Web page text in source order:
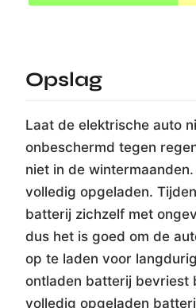
Opslag
Laat de elektrische auto
onbeschermd tegen
niet in de
volledig opgeladen.
batterij zichzelf met
dus het is goed om de
op te laden voor
ontladen batterij bevriest
volledig opgeladen